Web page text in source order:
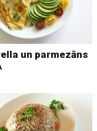
un parmezāns